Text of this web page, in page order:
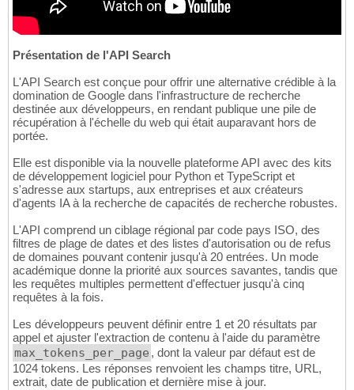
Présentation de l'API Search
L'API Search est conçue pour offrir une alternative crédible à la
domination de Google dans l'infrastructure de recherche
destinée aux développeurs, en rendant publique une pile de
récupération à l'échelle du web qui était auparavant hors de
portée.
Elle est disponible via la nouvelle plateforme API avec des kits
de développement logiciel pour Python et TypeScript et
s'adresse aux startups, aux entreprises et aux créateurs
d'agents IA à la recherche de capacités de recherche robustes.
L'API comprend un ciblage régional par code pays ISO, des
filtres de plage de dates et des listes d'autorisation ou de refus
de domaines pouvant contenir jusqu'à 20 entrées. Un mode
académique donne la priorité aux sources savantes, tandis que
les requêtes multiples permettent d'effectuer jusqu'à cinq
requêtes à la fois.
Les développeurs peuvent définir entre 1 et 20 résultats par
appel et ajuster l'extraction de contenu à l'aide du paramètre
max_tokens_per_page , dont la valeur par défaut est de
1024 tokens. Les réponses renvoient les champs titre, URL,
extrait, date de publication et dernière mise à jour.